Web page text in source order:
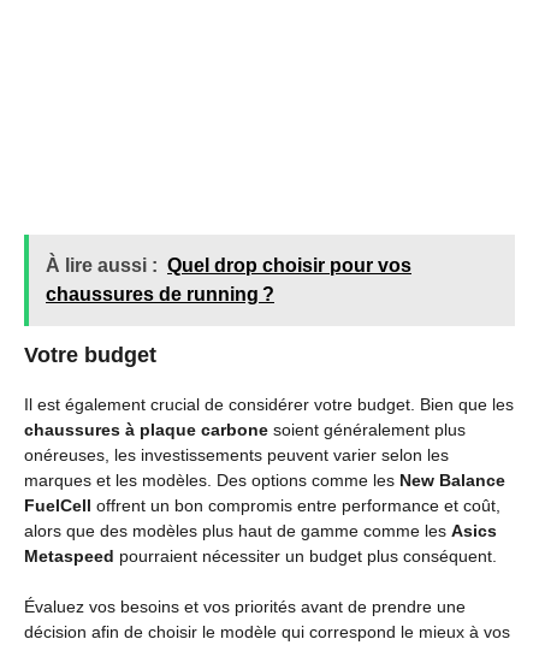
À lire aussi : Quel drop choisir pour vos
chaussures de running ?
Votre budget
Il est également crucial de considérer votre budget. Bien que les
chaussures à plaque carbone soient généralement plus
onéreuses, les investissements peuvent varier selon les
marques et les modèles. Des options comme les New Balance
FuelCell offrent un bon compromis entre performance et coût,
alors que des modèles plus haut de gamme comme les Asics
Metaspeed pourraient nécessiter un budget plus conséquent.
Évaluez vos besoins et vos priorités avant de prendre une
décision afin de choisir le modèle qui correspond le mieux à vos